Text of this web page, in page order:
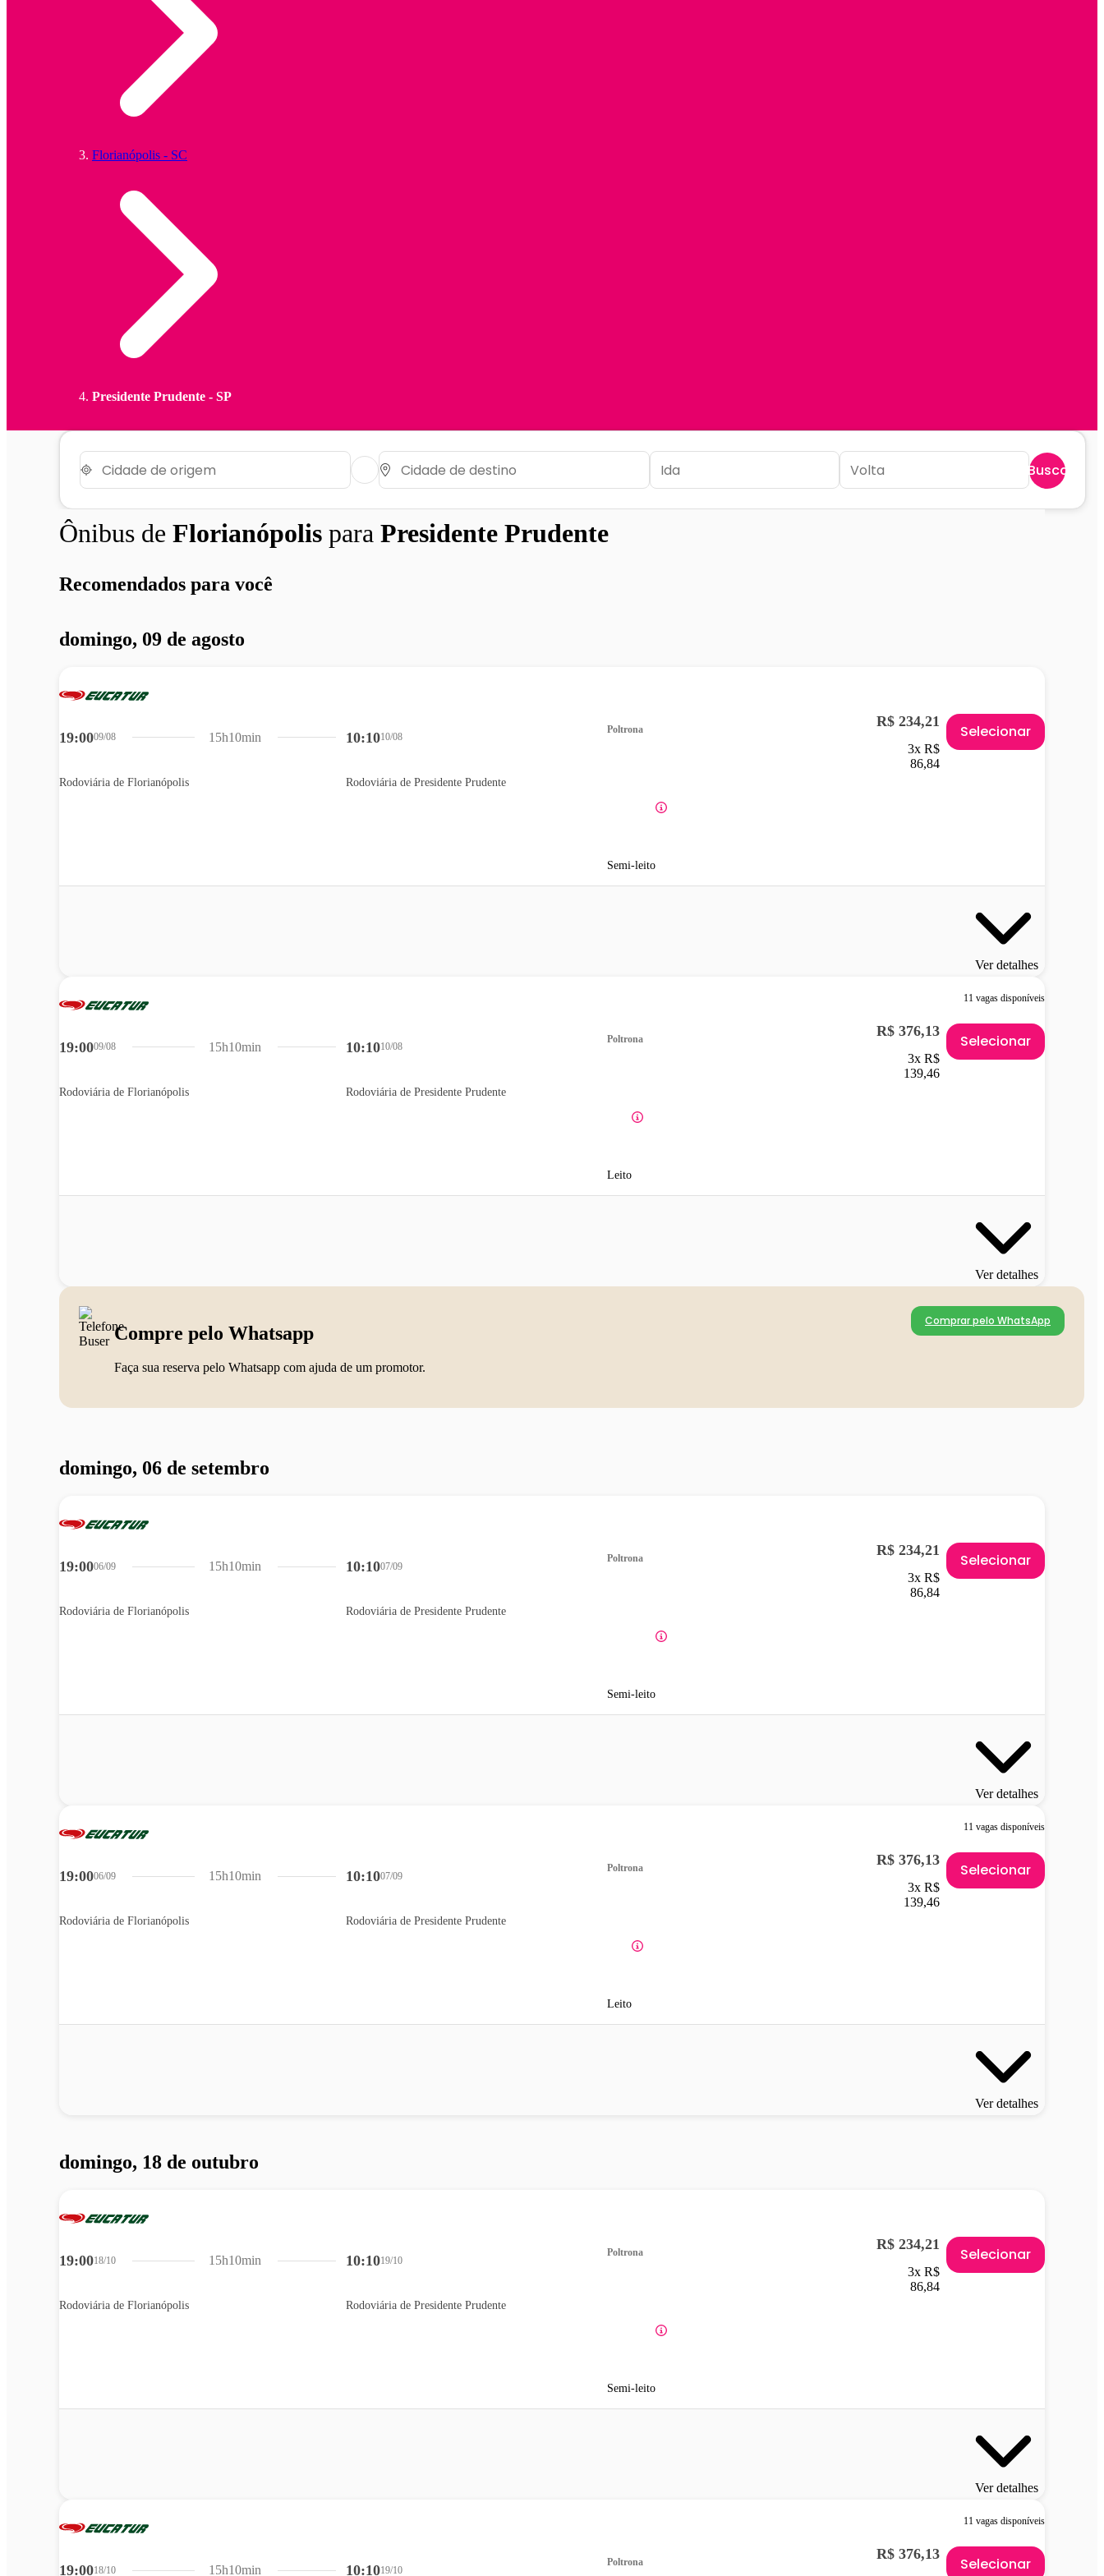
Florianópolis - SC
Presidente Prudente - SP
Buscar
Ônibus de Florianópolis para Presidente Prudente
Recomendados para você
domingo, 09 de agosto
19:0009/08
Rodoviária de Florianópolis
10:1010/08
Rodoviária de Presidente Prudente
15h10min
Poltrona
Semi-leito
R$ 234,21
3x R$
86,84
Selecionar
Ver detalhes
11 vagas disponíveis
19:0009/08
Rodoviária de Florianópolis
10:1010/08
Rodoviária de Presidente Prudente
15h10min
Poltrona
Leito
R$ 376,13
3x R$
139,46
Selecionar
Ver detalhes
Compre pelo Whatsapp
Faça sua reserva pelo Whatsapp com ajuda de um promotor.
Comprar pelo WhatsApp
domingo, 06 de setembro
19:0006/09
Rodoviária de Florianópolis
10:1007/09
Rodoviária de Presidente Prudente
15h10min
Poltrona
Semi-leito
R$ 234,21
3x R$
86,84
Selecionar
Ver detalhes
11 vagas disponíveis
19:0006/09
Rodoviária de Florianópolis
10:1007/09
Rodoviária de Presidente Prudente
15h10min
Poltrona
Leito
R$ 376,13
3x R$
139,46
Selecionar
Ver detalhes
domingo, 18 de outubro
19:0018/10
Rodoviária de Florianópolis
10:1019/10
Rodoviária de Presidente Prudente
15h10min
Poltrona
Semi-leito
R$ 234,21
3x R$
86,84
Selecionar
Ver detalhes
11 vagas disponíveis
19:0018/10 10:1019/10
15h10min
Poltrona R$ 376,13
Selecionar